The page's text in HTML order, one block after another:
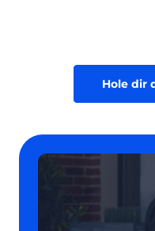
Hole dir